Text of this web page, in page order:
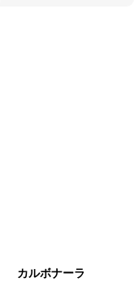
カルボナーラ